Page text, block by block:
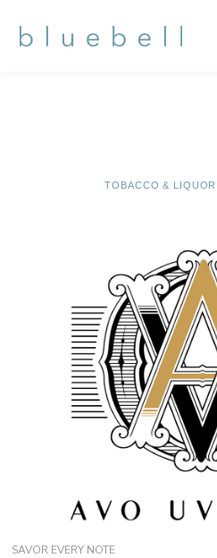
TOBACCO & LIQUOR
SAVOR EVERY NOTE